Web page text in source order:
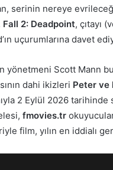
serinin nereye
Fall 2: Deadpoint, çıtayı
uçurumlarına davet
yönetmeni Scott Mann
dahi ikizleri Peter ve
2 Eylül 2026
fmovies.tr
film, yılın en iddialı